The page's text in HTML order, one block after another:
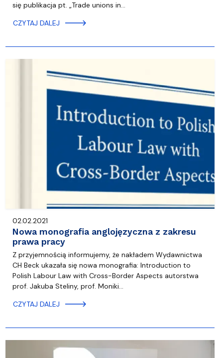
się publikacja pt. „Trade unions in…
CZYTAJ DALEJ
02.02.2021
Nowa monografia anglojęzyczna z zakresu
prawa pracy
Z przyjemnością informujemy, że nakładem Wydawnictwa
CH Beck ukazała się nowa monografia: Introduction to
Polish Labour Law with Cross-Border Aspects autorstwa
prof. Jakuba Steliny, prof. Moniki…
CZYTAJ DALEJ